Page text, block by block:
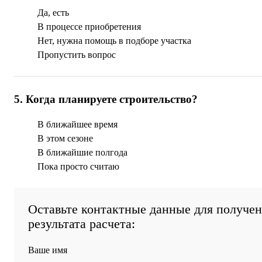
Да, есть
В процессе приобретения
Нет, нужна помощь в подборе участка
Пропустить вопрос
5. Когда планируете строительство?
В ближайшее время
В этом сезоне
В ближайшие полгода
Пока просто считаю
Оставьте контактные данные для
результата расчета:
Ваше имя